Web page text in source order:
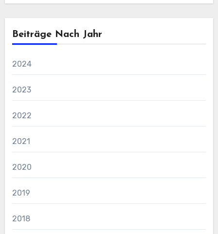
Beiträge Nach Jahr
2024
2023
2022
2021
2020
2019
2018